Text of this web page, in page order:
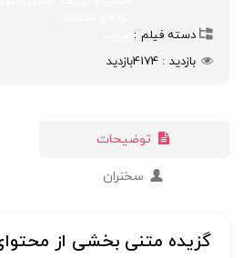
دسته فیلم
بازدید
4174بازدید
توضیحات
سخنران
گزیده متنی بخشی از